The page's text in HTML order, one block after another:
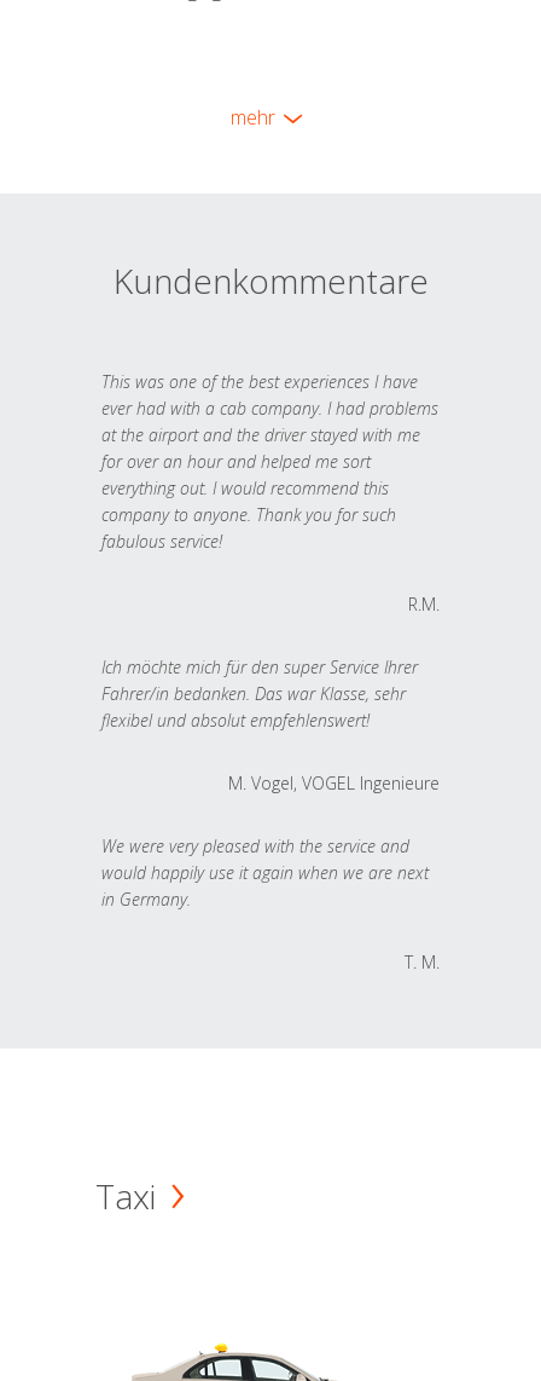
mehr
Kundenkommentare
This was one of the best experiences I have
ever had with a cab company. I had problems
at the airport and the driver stayed with me
for over an hour and helped me sort
everything out. I would recommend this
company to anyone. Thank you for such
fabulous service!
R.M.
Ich möchte mich für den super Service Ihrer
Fahrer/in bedanken. Das war Klasse, sehr
flexibel und absolut empfehlenswert!
M. Vogel, VOGEL Ingenieure
We were very pleased with the service and
would happily use it again when we are next
in Germany.
T. M.
Taxi